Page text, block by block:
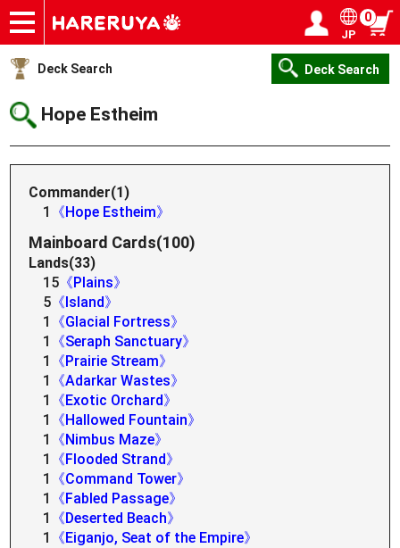
Onlineshop
Articles
Deck Search
Sponsored Players
Shop Info
Event Schedule
Help
Contact
JP
0
Deck Search Deck Search
Hope Estheim
Commander(1)
1
《Hope Estheim》
Mainboard Cards(100)
Lands(33)
15 《Plains》
5 《Island》
1
《Glacial Fortress》
1
《Seraph Sanctuary》
1
《Prairie Stream》
1
《Adarkar Wastes》
1
《Exotic Orchard》
1
《Hallowed Fountain》
1
《Nimbus Maze》
1
《Flooded Strand》
1
《Command Tower》
1
《Fabled Passage》
1
《Deserted Beach》
1
《Eiganjo, Seat of the Empire》